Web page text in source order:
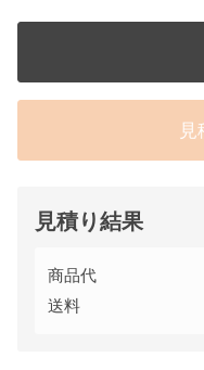
見
見積り結果
商品代
送料